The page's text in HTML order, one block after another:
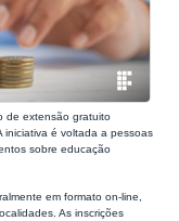
de extensão gratuito
iniciativa é voltada a pessoas
sobre educação
em formato on-line,
As inscrições